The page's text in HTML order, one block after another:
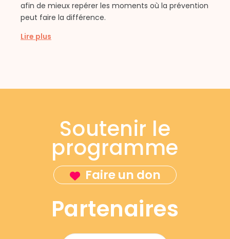
afin de mieux repérer les moments où la prévention
peut faire la différence.
Lire plus
Soutenir le
programme
Faire un don
Partenaires